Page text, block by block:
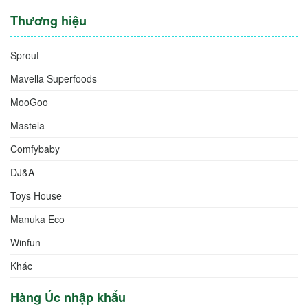
Thương hiệu
Sprout
Mavella Superfoods
MooGoo
Mastela
Comfybaby
DJ&A
Toys House
Manuka Eco
Winfun
Khác
Hàng Úc nhập khẩu